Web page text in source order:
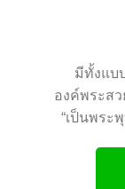
มีทั้งแบ
องค์พระส
“เป็นพระ